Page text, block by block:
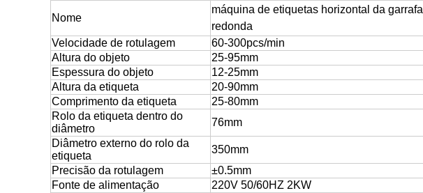
Nome
máquina de etiquetas horizontal da garrafa
redonda
Velocidade de rotulagem
60-300pcs/min
Altura do objeto
25-95mm
Espessura do objeto
12-25mm
Altura da etiqueta
20-90mm
Comprimento da etiqueta
25-80mm
Rolo da etiqueta dentro do
diâmetro
76mm
Diâmetro externo do rolo da
etiqueta
350mm
Precisão da rotulagem
±0.5mm
Fonte de alimentação
220V 50/60HZ 2KW